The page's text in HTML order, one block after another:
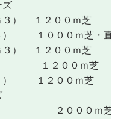
ズ
３）  １２００ｍ芝
）    １０００ｍ芝・直
３）  １２００ｍ芝
１２００ｍ芝
）    １２００ｍ芝
２０００ｍ芝